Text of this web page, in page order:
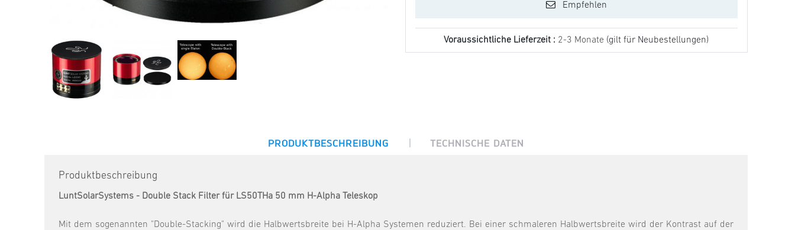
Empfehlen
Voraussichtliche Lieferzeit : 2-3 Monate (gilt für Neubestellungen)
PRODUKTBESCHREIBUNG | TECHNISCHE DATEN
Produktbeschreibung
LuntSolarSystems - Double Stack Filter für LS50THa 50 mm H-Alpha Teleskop
Mit dem sogenannten "Double-Stacking" wird die Halbwertsbreite bei H-Alpha Systemen reduziert. Bei einer schmaleren Halbwertsbreite wird der Kontrast auf der